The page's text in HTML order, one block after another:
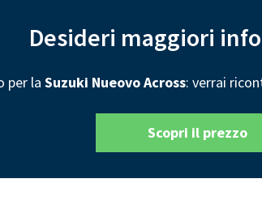
Desideri maggiori
per la Suzuki Nueovo Across: verrai
Scopri il prezzo